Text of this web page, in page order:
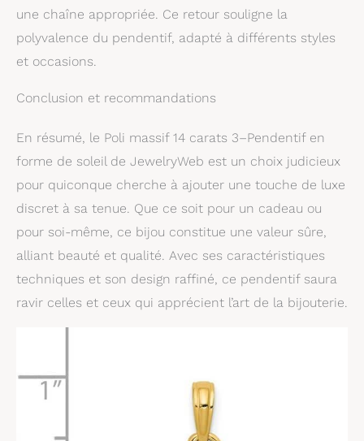
boîte cadeau, prêt à
offrir. Cadeau parfait
pour maman, grand-
d'une croix religieuse
naissance pour maman
ou d'un médaillon
familial pour grand-
mère, recherchez notre
vaste collection de
breloques et de
et moi Jewelryweb: 3
décennies d'expérience :
un pendentif ou une
breloque réfléchie peut
restant classique mais
tendance. Nous le
savons parce que nous
avons plus de 30 ans
une chaîne appropriée. Ce retour souligne la
polyvalence du pendentif, adapté à différents styles
et occasions.
Conclusion et recommandations
En résumé, le Poli massif 14 carats 3–Pendentif en
forme de soleil de JewelryWeb est un choix judicieux
pour quiconque cherche à ajouter une touche de luxe
discret à sa tenue. Que ce soit pour un cadeau ou
pour soi-même, ce bijou constitue une valeur sûre,
alliant beauté et qualité. Avec ses caractéristiques
techniques et son design raffiné, ce pendentif saura
ravir celles et ceux qui apprécient l’art de la bijouterie.